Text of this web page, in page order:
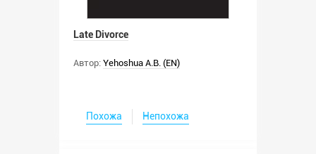
Late Divorce
Автор: Yehoshua A.B. (EN)
Похожа Непохожа